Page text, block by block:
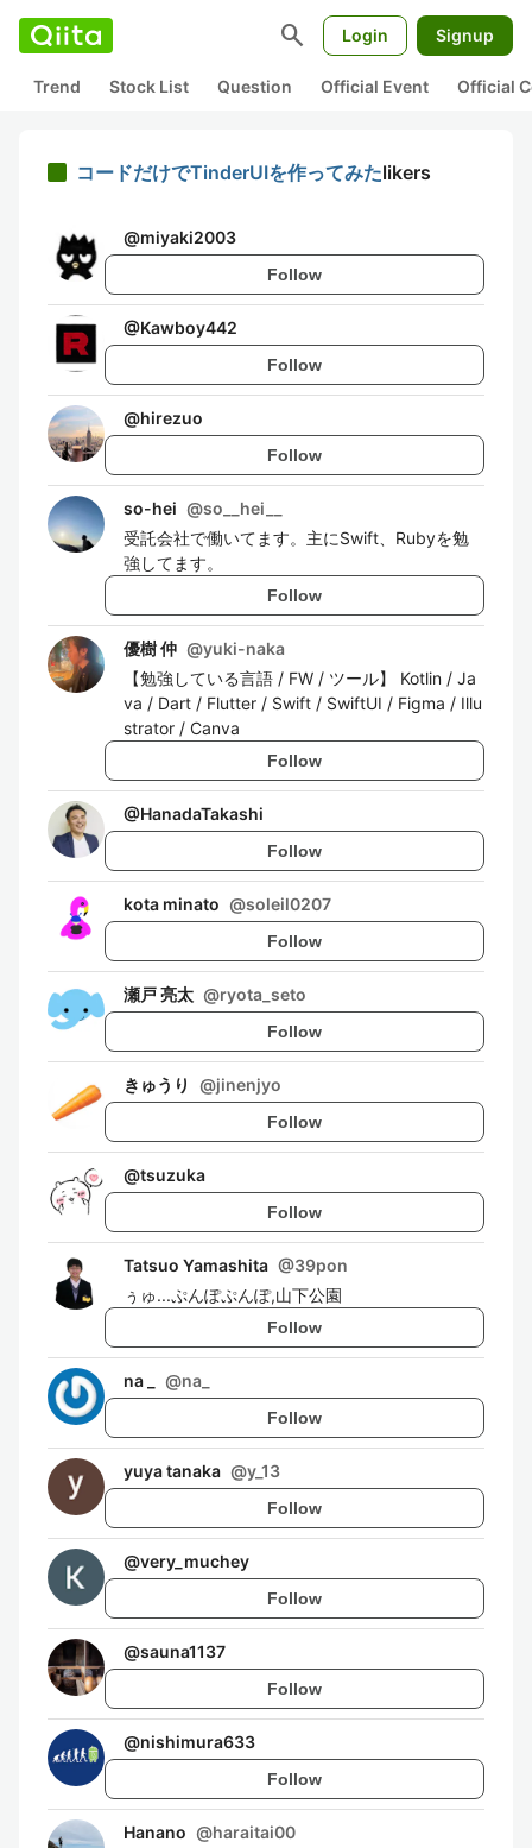
search Login Signup
Trend Stock List Question Official Event Official
コードだけでTinderUIを作ってみたlikers
@miyaki2003
Follow
@Kawboy442
Follow
@hirezuo
Follow
so-hei @so__hei__
受託会社で働いてます。主にSwift、Rubyを勉
強してます。
Follow
優樹 仲 @yuki-naka
【勉強している言語 / FW / ツール】 Kotlin / Ja
va / Dart / Flutter / Swift / SwiftUI / Figma / Illu
strator / Canva
Follow
@HanadaTakashi
Follow
kota minato @soleil0207
Follow
瀬戸 亮太 @ryota_seto
Follow
きゅうり @jinenjyo
Follow
@tsuzuka
Follow
Tatsuo Yamashita @39pon
ぅゅ...ぷんぽぷんぽ,山下公園
Follow
na _ @na_
Follow
yuya tanaka @y_13
Follow
@very_muchey
Follow
@sauna1137
Follow
@nishimura633
Follow
Hanano @haraitai00